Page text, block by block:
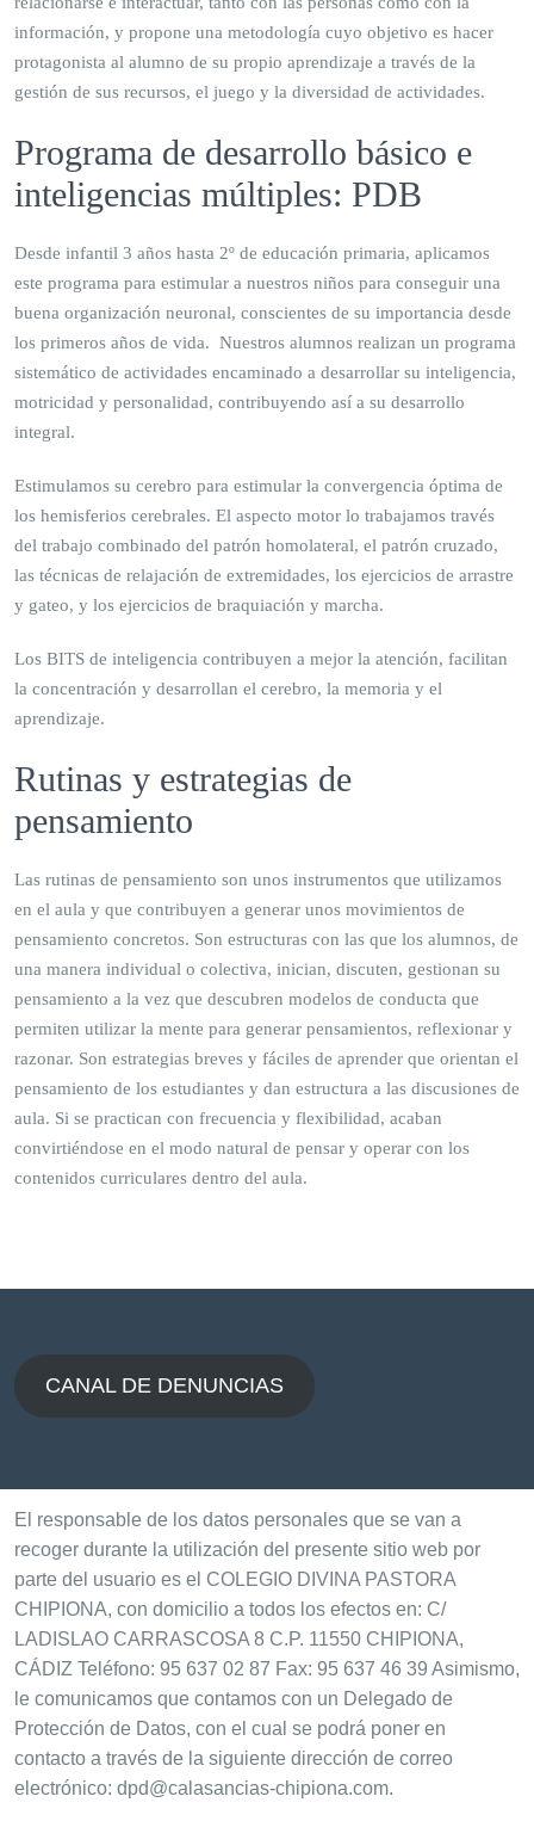
información, y propone una metodología cuyo objetivo es hacer
protagonista al alumno de su propio aprendizaje a través de la
gestión de sus recursos, el juego y la diversidad de actividades.
Programa de desarrollo básico e
inteligencias múltiples: PDB
Desde infantil 3 años hasta 2º de educación primaria, aplicamos
este programa para estimular a nuestros niños para conseguir una
buena organización neuronal, conscientes de su importancia desde
los primeros años de vida. Nuestros alumnos realizan un programa
sistemático de actividades encaminado a desarrollar su inteligencia,
motricidad y personalidad, contribuyendo así a su desarrollo
integral.
Estimulamos su cerebro para estimular la convergencia óptima de
los hemisferios cerebrales. El aspecto motor lo trabajamos través
del trabajo combinado del patrón homolateral, el patrón cruzado,
las técnicas de relajación de extremidades, los ejercicios de arrastre
y gateo, y los ejercicios de braquiación y marcha.
Los BITS de inteligencia contribuyen a mejor la atención, facilitan
la concentración y desarrollan el cerebro, la memoria y el
aprendizaje.
Rutinas y estrategias de
pensamiento
Las rutinas de pensamiento son unos instrumentos que utilizamos
en el aula y que contribuyen a generar unos movimientos de
pensamiento concretos. Son estructuras con las que los alumnos, de
una manera individual o colectiva, inician, discuten, gestionan su
pensamiento a la vez que descubren modelos de conducta que
permiten utilizar la mente para generar pensamientos, reflexionar y
razonar. Son estrategias breves y fáciles de aprender que orientan el
pensamiento de los estudiantes y dan estructura a las discusiones de
aula. Si se practican con frecuencia y flexibilidad, acaban
convirtiéndose en el modo natural de pensar y operar con los
contenidos curriculares dentro del aula.
CANAL DE DENUNCIAS
El responsable de los datos personales que se van a
recoger durante la utilización del presente sitio web por
parte del usuario es el COLEGIO DIVINA PASTORA
CHIPIONA, con domicilio a todos los efectos en: C/
LADISLAO CARRASCOSA 8 C.P. 11550 CHIPIONA,
CÁDIZ Teléfono: 95 637 02 87 Fax: 95 637 46 39 Asimismo,
le comunicamos que contamos con un Delegado de
Protección de Datos, con el cual se podrá poner en
contacto a través de la siguiente dirección de correo
electrónico: dpd@calasancias-chipiona.com.